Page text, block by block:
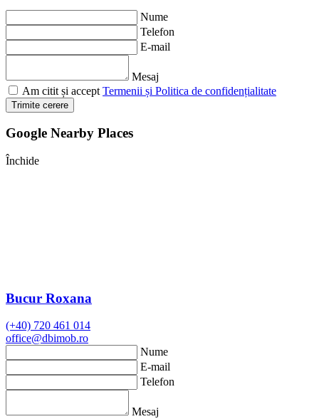
Nume
Telefon
E-mail
Mesaj
Am citit și accept Termenii și Politica de confidențialitate
Trimite cerere
Google Nearby Places
Închide
Bucur Roxana
(+40) 720 461 014
office@dbimob.ro
Nume
E-mail
Telefon
Mesaj